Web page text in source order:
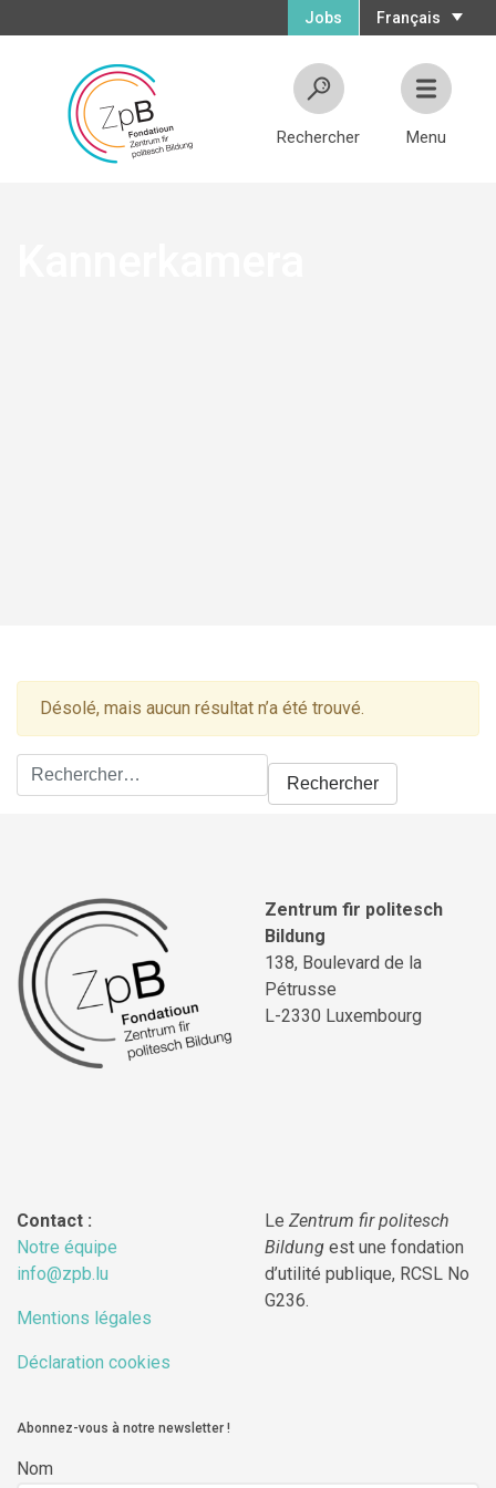
Français
Jobs
Rechercher Menu
Désolé, mais aucun résultat n’a été trouvé.
Rechercher :
Zentrum fir politesch
Bildung
138, Boulevard de la
Pétrusse
L-2330 Luxembourg
Contact :
Notre équipe
info@zpb.lu
Mentions légales
Déclaration cookies
Le Zentrum fir politesch
Bildung est une fondation
d’utilité publique, RCSL No
G236.
Abonnez-vous à notre newsletter !
Nom